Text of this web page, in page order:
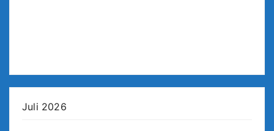
Juli 2026